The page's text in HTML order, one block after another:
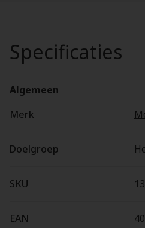
Specificaties
Algemeen
Merk
Doelgroep
SKU
EAN